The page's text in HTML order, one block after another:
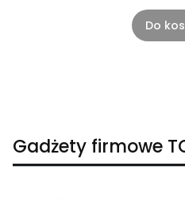
Do
Gadżety firmowe